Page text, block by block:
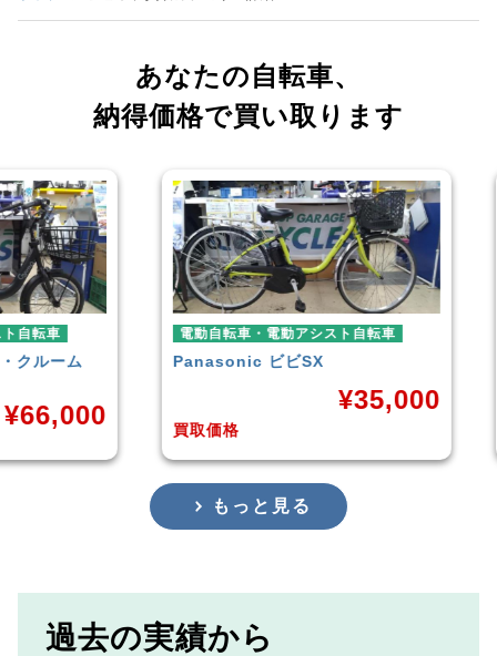
あなたの自転車、
納得価格で買い取ります
ム
電動自転車・電動アシスト自転車
PanasonicビビSX
買取価格
35,000
もっと見る
過去の実績から